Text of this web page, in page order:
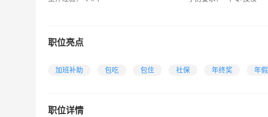
职位亮点
加班补助 包吃 包住 社保 年终奖 年假
职位详情